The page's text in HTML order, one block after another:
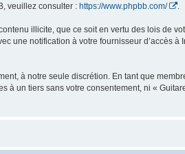
veuillez consulter : https://www.phpbb.com/ .
illicite, que ce soit en vertu des lois de
une notification à votre fournisseur d’accès à
à notre seule discrétion. En tant que
à un tiers sans votre consentement, ni «